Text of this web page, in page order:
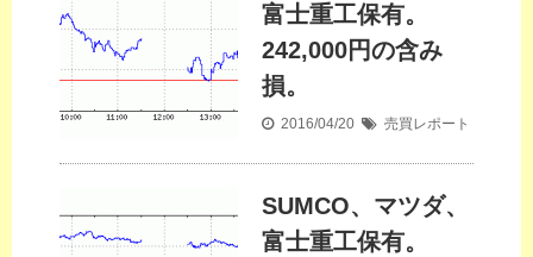
富士重工保有。
242,000円の含み
損。
2016/04/20 売買レポート
SUMCO、マツダ、
富士重工保有。